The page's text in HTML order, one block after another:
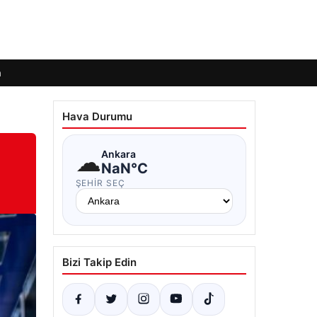
Hava Durumu
☁Ankara
NaN°C
ŞEHIR SEÇ
Bizi Takip Edin